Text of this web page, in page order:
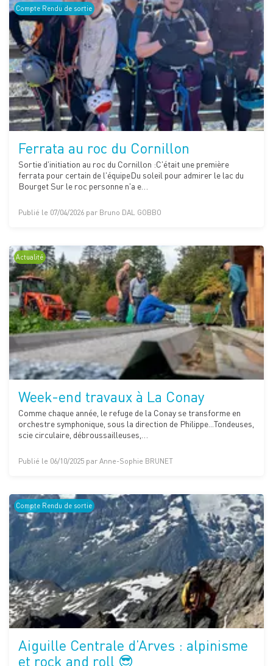
Compte Rendu de sortie
Ferrata au roc du Cornillon
Sortie d'initiation au roc du Cornillon :C'était une première
ferrata pour certain de l'équipeDu soleil pour admirer le lac du
Bourget Sur le roc personne n'a e…
Publié le 07/04/2026 par Bruno DAL GOBBO
Actualité
Week-end travaux à La Conay
Comme chaque année, le refuge de la Conay se transforme en
orchestre symphonique, sous la direction de Philippe...Tondeuses,
scie circulaire, débroussailleuses,…
Publié le 06/10/2025 par Anne-Sophie BRUNET
Compte Rendu de sortie
Aiguille Centrale d’Arves : alpinisme
et rock and roll 😎